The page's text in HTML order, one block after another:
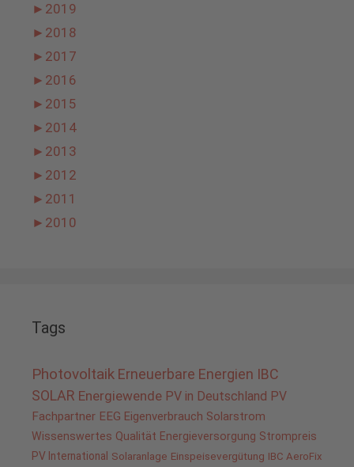
► 2019
► 2018
► 2017
► 2016
► 2015
► 2014
► 2013
► 2012
► 2011
► 2010
Tags
Photovoltaik Erneuerbare Energien IBC
SOLAR Energiewende PV in Deutschland PV
Fachpartner EEG Eigenverbrauch Solarstrom
Wissenswertes Qualität Energieversorgung Strompreis
PV International Solaranlage Einspeisevergütung IBC AeroFix